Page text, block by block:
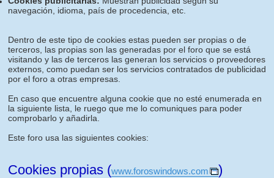
navegación, idioma, país de procedencia, etc.
Dentro de este tipo de cookies estas pueden ser propias o de
terceros, las propias son las generadas por el foro que se está
visitando y las de terceros las generan los servicios o proveedores
externos, como puedan ser los servicios contratados de publicidad
por el foro a otras empresas.
En caso que encuentre alguna cookie que no esté enumerada en
la siguiente lista, le ruego que me lo comuniques para poder
comprobarlo y añadirla.
Este foro usa las siguientes cookies:
Cookies propias (www.foroswindows.com )